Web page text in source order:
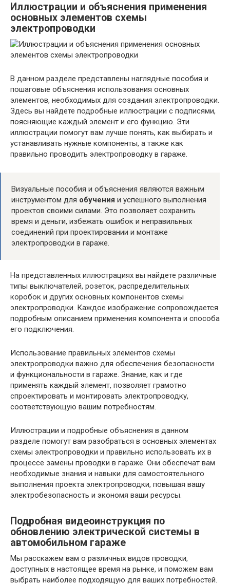
Иллюстрации и объяснения применения
основных элементов схемы
электропроводки
В данном разделе представлены наглядные пособия и
пошаговые объяснения использования основных
элементов, необходимых для создания электропроводки.
Здесь вы найдете подробные иллюстрации с подписями,
поясняющие каждый элемент и его функцию. Эти
иллюстрации помогут вам лучше понять, как выбирать и
устанавливать нужные компоненты, а также как
правильно проводить электропроводку в гараже.
Визуальные пособия и объяснения являются важным
инструментом для обучения и успешного выполнения
проектов своими силами. Это позволяет сохранить
время и деньги, избежать ошибок и неправильных
соединений при проектировании и монтаже
электропроводки в гараже.
На представленных иллюстрациях вы найдете различные
типы выключателей, розеток, распределительных
коробок и других основных компонентов схемы
электропроводки. Каждое изображение сопровождается
подробным описанием применения компонента и способа
его подключения.
Использование правильных элементов схемы
электропроводки важно для обеспечения безопасности
и функциональности в гараже. Знание, как и где
применять каждый элемент, позволяет грамотно
спроектировать и монтировать электропроводку,
соответствующую вашим потребностям.
Иллюстрации и подробные объяснения в данном
разделе помогут вам разобраться в основных элементах
схемы электропроводки и правильно использовать их в
процессе замены проводки в гараже. Они обеспечат вам
необходимые знания и навыки для самостоятельного
выполнения проекта электропроводки, повышая вашу
электробезопасность и экономя ваши ресурсы.
Подробная видеоинструкция по
обновлению электрической системы в
автомобильном гараже
Мы расскажем вам о различных видов проводки,
доступных в настоящее время на рынке, и поможем вам
выбрать наиболее подходящую для ваших потребностей.